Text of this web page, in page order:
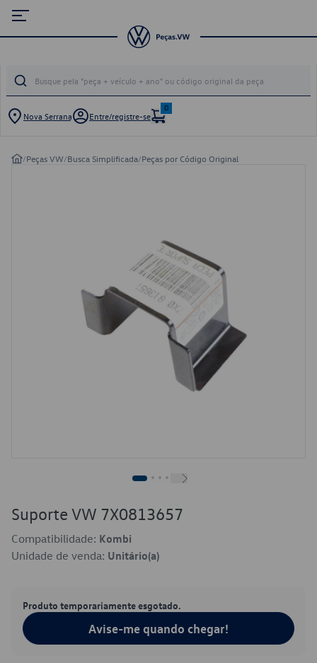
Nova Serrana Entre/registre-se
0
/Peças VW/Busca Simplificada/Peças por Código Original
Suporte VW 7X0813657
Compatibilidade: Kombi
Unidade de venda: Unitário(a)
Produto temporariamente esgotado.
Avise-me quando chegar!